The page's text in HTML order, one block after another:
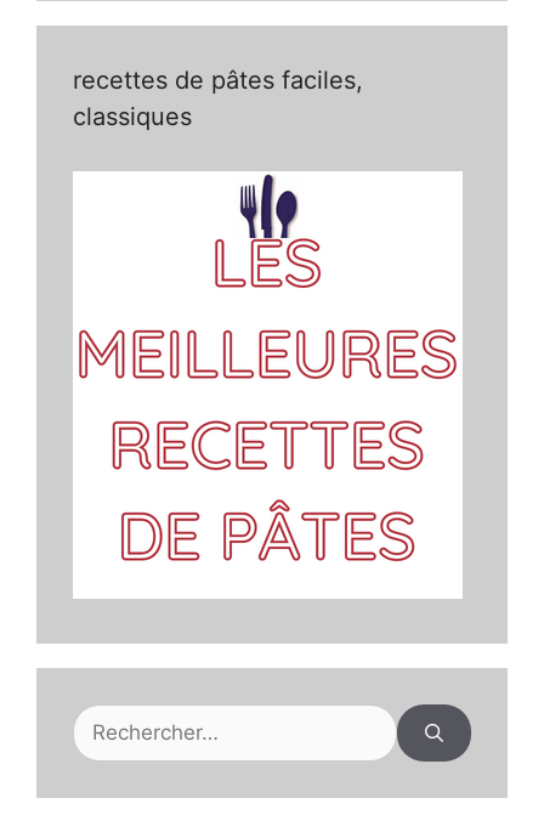
recettes de pâtes faciles,
classiques
Rechercher :